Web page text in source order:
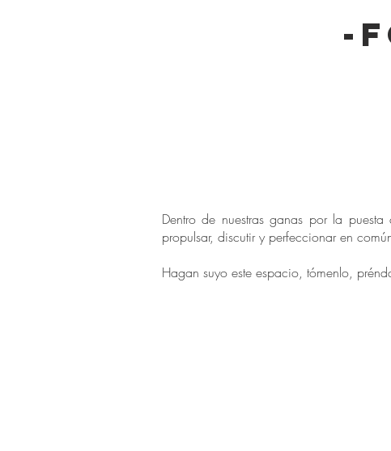
-
Dentro de nuestras ganas por la
propulsar, discutir y perfeccionar en
Hagan suyo este espacio, tómenlo,